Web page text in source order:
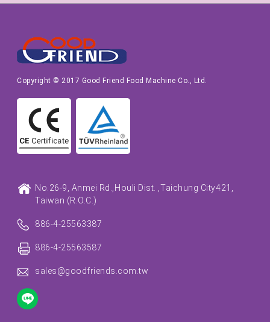
Copyright © 2017 Good Friend Food Machine Co., Ltd.
No.26-9, Anmei Rd.,Houli Dist. , Taichung City421,
Taiwan (R.O.C.)
886-4-25563387
886-4-25563587
sales@goodfriends.com.tw